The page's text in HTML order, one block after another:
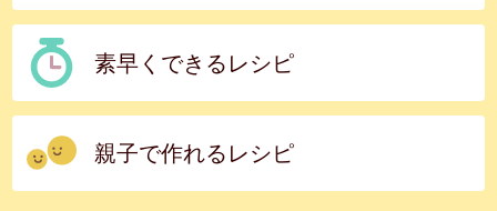
素早くできるレシピ
親子で作れるレシピ